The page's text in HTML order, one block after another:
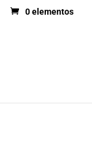
0 elementos